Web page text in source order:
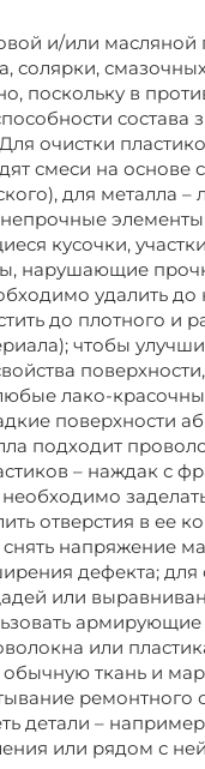
и/или масляной
солярки,
поскольку в
состава
очистки
смеси на основе
для металла –
непрочные
кусочки,
нарушающие
удалить до
до плотного и
чтобы
лако-
поверхности
подходит
– наждак с
отверстия в ее
напряжение
дефекта; для
или
или
обычную ткань и
ремонтного
детали –
или рядом с ней